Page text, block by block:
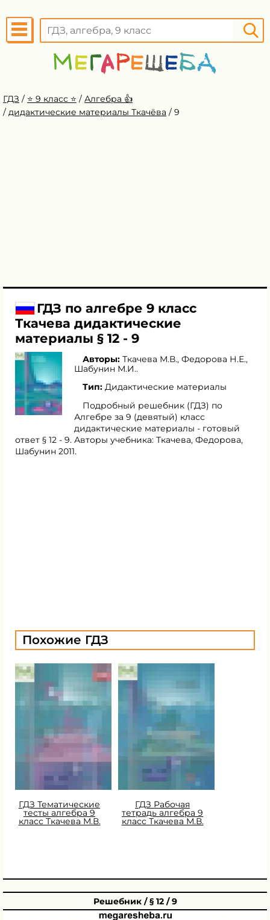
ГДЗ / ⭐️ 9 класс ⭐️ / Алгебра 👍
/ дидактические материалы Ткачёва / 9
ГДЗ по алгебре 9 класс
Ткачева дидактические
материалы § 12 - 9
Авторы: Ткачева М.В., Федорова Н.Е.,
Шабунин М.И..
Тип: Дидактические материалы
Подробный решебник (ГДЗ) по
Алгебре за 9 (девятый) класс
дидактические материалы - готовый
ответ § 12 - 9. Авторы учебника: Ткачева, Федорова,
Шабунин 2011.
Похожие ГДЗ
ГДЗ Тематические
тесты алгебра 9
класс Ткачева М.В.
ГДЗ Рабочая
тетрадь алгебра 9
класс Ткачева М.В.
Решебник / § 12 / 9